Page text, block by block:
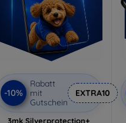
-10%
Rabatt
mit
Gutschein
EXTRA10
3mk Silverprotection+